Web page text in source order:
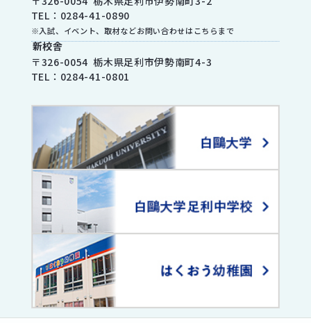
TEL： 0284-41-0890
※入試、イベント、取材などお問い合わせはこちらまで
新校舎
〒326-0054 栃木県足利市伊勢南町4-3
TEL： 0284-41-0801